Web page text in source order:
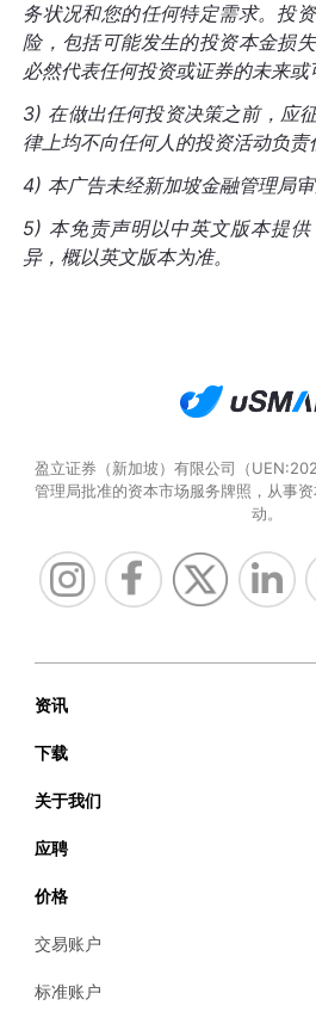
务状况和您的任何特定需求。投
险，包括可能发生的投资本金损
必然代表任何投资或证券的未来或
3) 在做出任何投资决策之前，应
律上均不向任何人的投资活动负责
4) 本广告未经新加坡金融管理局审
5) 本免责声明以中英文版本提
异，概以英文版本为准。
盈立证券（新加坡）有限公司（
管理局批准的资本市场服务牌照，从事
动。
资讯
下载
关于我们
应聘
价格
交易账户
标准账户